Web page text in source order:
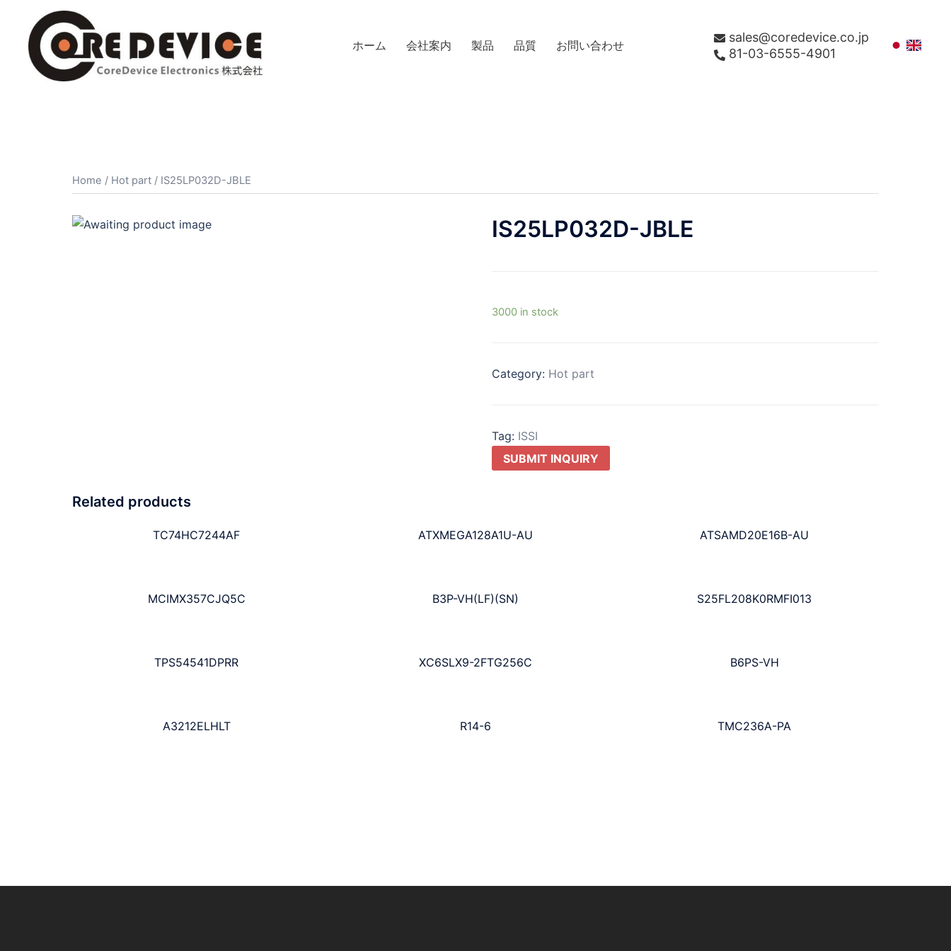
ホーム 会社案内 製品 品質 お問い合わせ
sales@coredevice.co.jp
81-03-6555-4901
Home / Hot part / IS25LP032D-JBLE
IS25LP032D-JBLE
3000 in stock
Category: Hot part
Tag: ISSI
SUBMIT INQUIRY
Related products
TC74HC7244AF ATXMEGA128A1U-AU ATSAMD20E16B-AU
MCIMX357CJQ5C B3P-VH(LF)(SN) S25FL208K0RMFI013
TPS54541DPRR XC6SLX9-2FTG256C B6PS-VH
A3212ELHLT R14-6 TMC236A-PA